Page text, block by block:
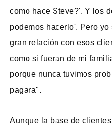
como hace Steve?'. Y los
podemos hacerlo'. Pero
gran relación con esos
como si fueran de mi
porque nunca tuvimos
pagara".
Aunque la base de